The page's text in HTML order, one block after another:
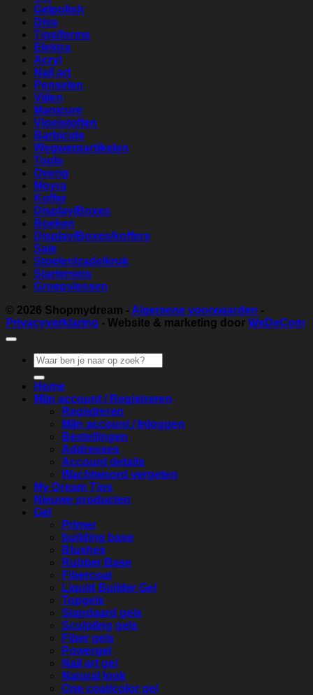
Gelpolish
Diva
Tips/forms
Elektra
Acryl
Nail art
Penselen
Vijlen
Manicure
Vloeistoffen
Barbicide
Wegwerpartikelen
Tools
Overig
Moyra
Koffer
Display/Boxes
Boeken
Display/Boxes/koffers
Sale
Stoelen/zadelkruk
Startersets
Groepslessen
© 2026 Shopmydream - Algemene voorwaarden -
Privacyverklaring - Website & marketing door WeDeCom
Zoeken
naar:
Home
Mijn account / Registreren
Registreren
Mijn account / Inloggen
Bestellingen
Addresses
Account details
Wachtwoord vergeten
My Dream Tips
Nieuwe producten
Gel
Primer
building base
Blushes
Rubber Base
Fibercoat
Liquid Builder Gel
Topgels
Standaard gels
Sculpting gels
Fiber gels
Powergel
Nail art gel
Natural look
One coat/color gel